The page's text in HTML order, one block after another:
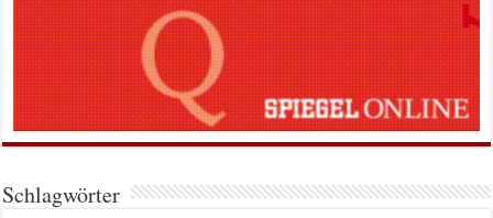
Schlagwörter